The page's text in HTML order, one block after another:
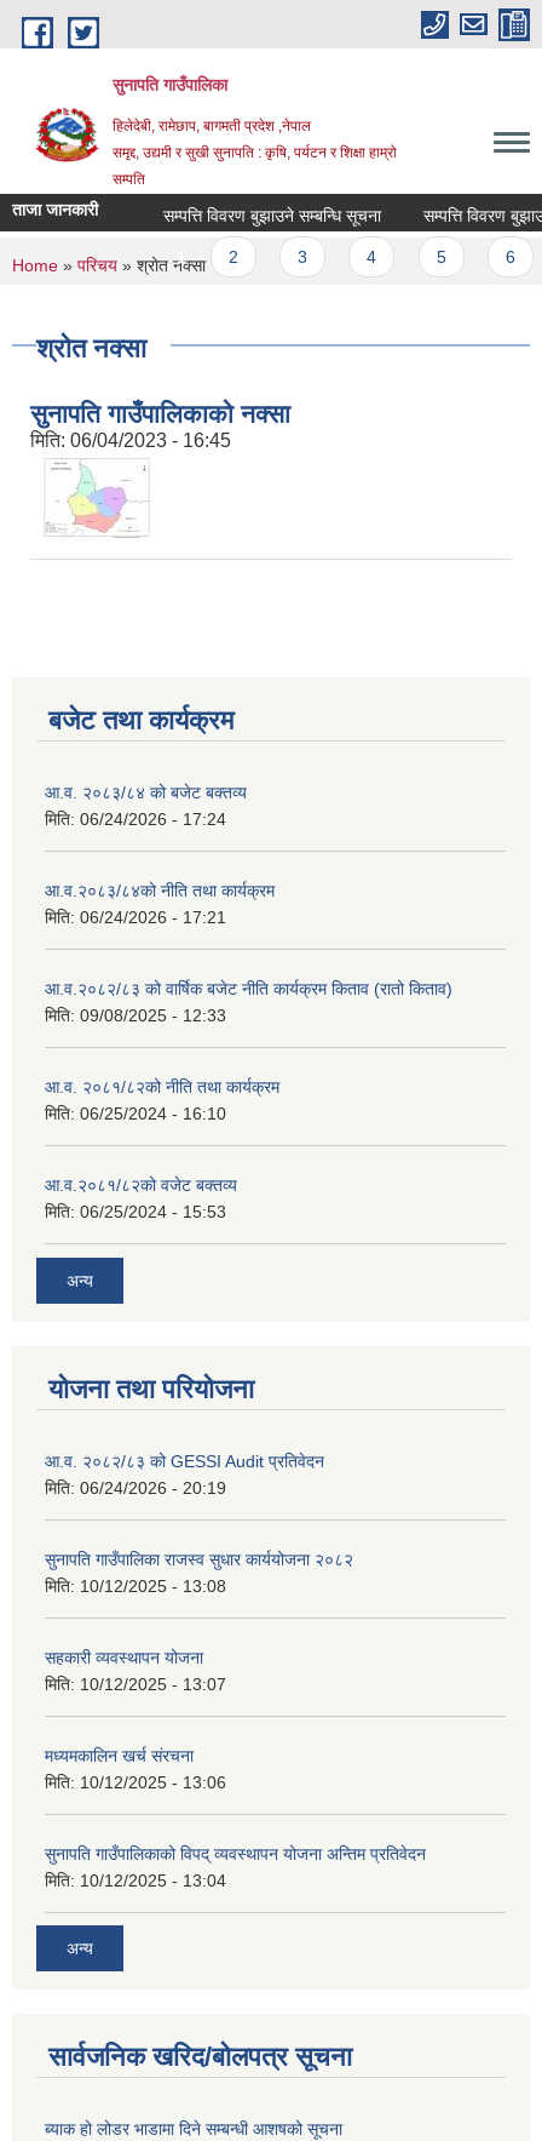
Skip to main content
सुनापति गाउँपालिका
हिलेदेबी, रामेछाप, बागमती प्रदेश ,नेपाल
समृद्द, उद्यमी र सुखी सुनापति : कृषि, पर्यटन र शिक्षा हाम्रो
सम्पति
ताजा जानकारी सम्पत्ति विवरण बुझाउने सम्बन्धि सूचना सम्पत्ति विवरण
Pages
1
You are here
Home » परिचय » श्रोत नक्सा
श्रोत नक्सा
सुनापति गाउँपालिकाको नक्सा
मिति: 06/04/2023 - 16:45
बजेट तथा कार्यक्रम
आ.व. २०८३/८४ को बजेट बक्तव्य
मिति: 06/24/2026 - 17:24
आ.व.२०८३/८४को नीति तथा कार्यक्रम
मिति: 06/24/2026 - 17:21
आ.व.२०८२/८३ को वार्षिक बजेट नीति कार्यक्रम किताव (रातो किताव)
मिति: 09/08/2025 - 12:33
आ.व. २०८१/८२को नीति तथा कार्यक्रम
मिति: 06/25/2024 - 16:10
आ.व.२०८१/८२को वजेट बक्तव्य
मिति: 06/25/2024 - 15:53
अन्य
योजना तथा परियोजना
आ.व. २०८२/८३ को GESSI Audit प्रतिवेदन
मिति: 06/24/2026 - 20:19
सुनापति गाउँपालिका राजस्व सुधार कार्ययोजना २०८२
मिति: 10/12/2025 - 13:08
सहकारी व्यवस्थापन योजना
मिति: 10/12/2025 - 13:07
मध्यमकालिन खर्च संरचना
मिति: 10/12/2025 - 13:06
सुनापति गाउँपालिकाको विपद् व्यवस्थापन योजना अन्तिम प्रतिवेदन
मिति: 10/12/2025 - 13:04
अन्य
सार्वजनिक खरिद/बोलपत्र सूचना
ब्याक हो लोडर भाडामा दिने सम्बन्धी आशषको सूचना